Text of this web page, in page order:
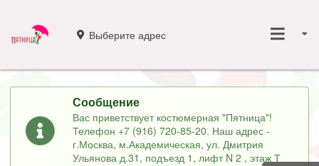
Выберите адрес
Сообщение
Вас приветствует костюмерная "Пятница"!
Телефон +7 (916) 720-85-20. Наш адрес -
г.Москва, м.Академическая, ул. Дмитрия
Ульянова д.31, подъезд 1, лифт N 2 , этаж Т